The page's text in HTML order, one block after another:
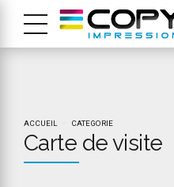
ACCUEIL CATEGORIE
Carte de visite